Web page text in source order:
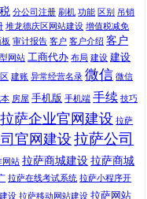
分公司注册 刷机 功能 区别
吊销
堆龙德庆区网站建设 增值税减免
审计报告 客户 客户介绍 客户
网站 工商代办 布局 建设 建设
建账 异常经营名录 微信 微信
本 房屋 手机版 手机端 手续 技巧
拉萨企业官网建设 拉萨
官网建设 拉萨公司
网站 拉萨商城建设 拉萨商城
拉萨在线考试系统 拉萨小程序开
设 拉萨移动网站建设 拉萨网站